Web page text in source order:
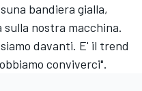
bandiera gialla,
nostra macchina.
davanti. E' il trend
conviverci".